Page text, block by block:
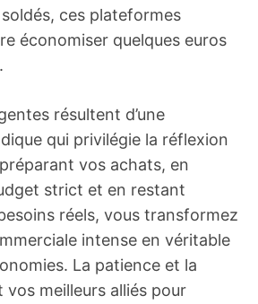
ces plateformes
économiser quelques euros
résultent d’une
qui privilégie la réflexion
vos achats, en
strict et en restant
réels, vous transformez
intense en véritable
La patience et la
meilleurs alliés pour